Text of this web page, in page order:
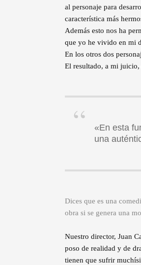
al personaje para
característica más
Además esto nos ha
que yo he vivido en mi
En los otros dos
El resultado, a mi
«En esta
una
Dices que es una
obra si se genera una
Nuestro director, Juan
poso de realidad y de
tienen que sufrir